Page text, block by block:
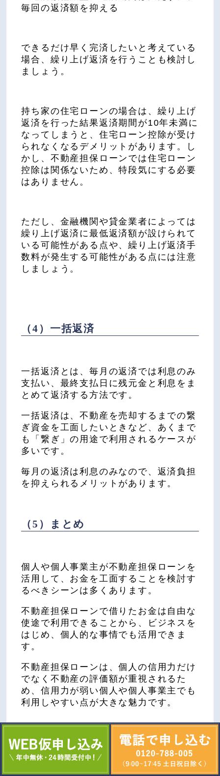
毎回の返済額を抑える
できるだけ早く完済したいと考えている
場合、繰り上げ返済を行うことも検討し
ましょう。
持ち家の住宅ローンの場合は、繰り上げ
返済を行った結果返済期間が10年未満に
なってしまうと、住宅ローン控除が受け
られなくなるデメリットがあります。し
かし、不動産担保ローンでは住宅ローン
控除は関係ないため、特段気にする必要
はありません。
ただし、金融機関や貸金業者によっては
繰り上げ返済に最低返済額が設けられて
いる可能性がある点や、繰り上げ返済手
数料が発生する可能性がある点には注意
しましょう。
（4）一括返済
一括返済とは、毎月の返済では利息のみ
支払い、最終支払日に残元金と利息をま
とめて返済する方法です。
一括返済は、不動産を売却するまでの繋
ぎ資金を工面したいときなど、あくまで
も「繋ぎ」の用途で利用されるケースが
多いです。
毎月の返済は利息のみなので、返済負担
を抑えられるメリットがあります。
（5）まとめ
個人や個人事業主が不動産担保ローンを
活用して、お金を工面することを検討す
るべきシーンは多くあります。
不動産担保ローンで借りたお金は自由な
使途で利用できることから、ビジネスを
はじめ、個人的な事情でも活用できま
す。
不動産担保ローンは、個人の信用力だけ
でなく不動産の評価額が重視されるた
め、信用力が弱い個人や個人事業主でも
利用しやすい点が大きな魅力です。
まとまった資金を工面したいシーンに直
面したときは、不動産担保ローンの活用
を検討してみてはいかがでしょうか。